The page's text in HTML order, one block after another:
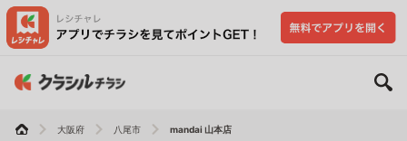
大阪府 八尾市 mandai 山本店